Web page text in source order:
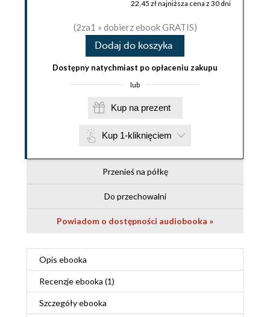
22,45 zł najniższa cena z 30 dni
(2za1 » dobierz ebook GRATIS)
Dodaj do koszyka
Dostępny natychmiast po opłaceniu zakupu
lub
Kup na prezent
Kup 1-kliknięciem
Przenieś na półkę
Do przechowalni
Powiadom o dostępności audiobooka »
Opis ebooka
Recenzjeebooka (1)
Szczegółyebooka